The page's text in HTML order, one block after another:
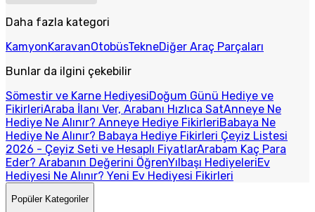
Daha fazla kategori
KamyonKaravanOtobüsTekneDiğer Araç Parçaları
Bunlar da ilgini çekebilir
Sömestir ve Karne HediyesiDoğum Günü Hediye ve
FikirleriAraba İlanı Ver, Arabanı Hızlıca SatAnneye Ne
Hediye Ne Alınır? Anneye Hediye FikirleriBabaya Ne
Hediye Ne Alınır? Babaya Hediye Fikirleri Çeyiz Listesi
2026 - Çeyiz Seti ve Hesaplı FiyatlarArabam Kaç Para
Eder? Arabanın Değerini ÖğrenYılbaşı HediyeleriEv
Hediyesi Ne Alınır? Yeni Ev Hediyesi Fikirleri
Popüler Kategoriler